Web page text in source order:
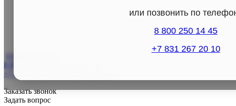
или позвонить по
8 800 250 14 45
+7 831 267 20 10
8 800-250-14-45
+7 (831) 267- 20-10
Заказать звонок
Задать вопрос